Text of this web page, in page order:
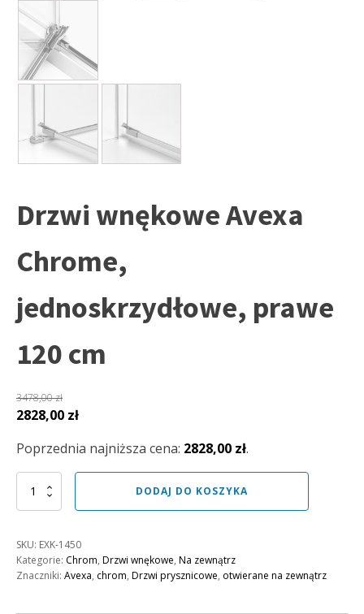
Drzwi wnękowe Avexa
Chrome,
jednoskrzydłowe, prawe
120 cm
3478,00zł
Pierwotna
wynosiła:
3478,00 zł.
2828,00 złAktualna
wynosi:
2828,00 zł.
Poprzednia najniższa cena: 2828,00 zł.
ilość
Chrome,
jednoskrzydłowe,
prawe
DODAJ DO KOSZYKA
SKU: EXK-1450
Kategorie: Chrom, Drzwi wnękowe, Na zewnątrz
Znaczniki: Avexa, chrom, Drzwi prysznicowe, otwierane na zewnątrz